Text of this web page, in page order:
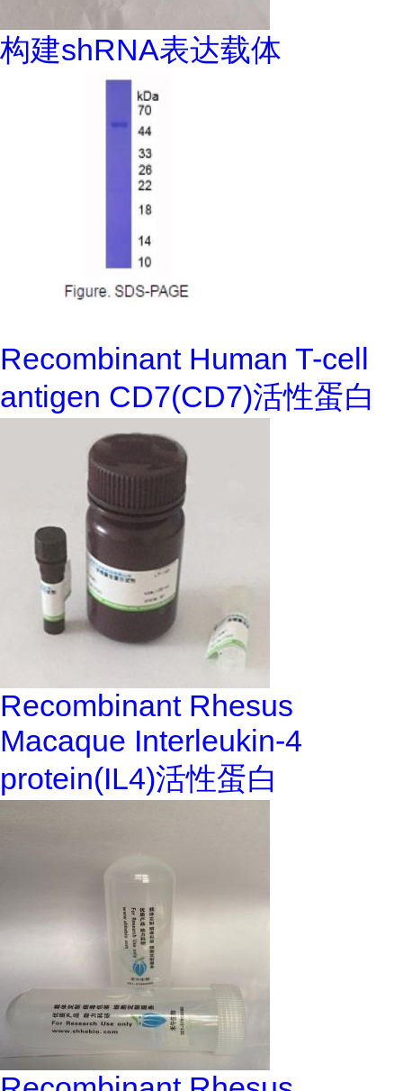
构建shRNA表达载体
Recombinant Human T-cell
antigen CD7(CD7)活性蛋白
Recombinant Rhesus
Macaque Interleukin-4
protein(IL4)活性蛋白